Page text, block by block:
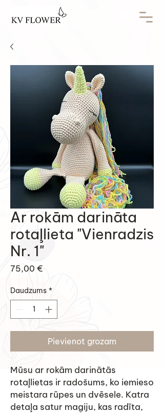
Ar rokām darināta
rotaļlieta "Vienradzis
Nr. 1"
75,00 €
Daudzums *
Pievienot grozam
Mūsu ar rokām darinātās
rotaļlietas ir radošums, ko iemieso
meistara rūpes un dvēsele. Katra
detaļa satur maģiju, kas radīta,